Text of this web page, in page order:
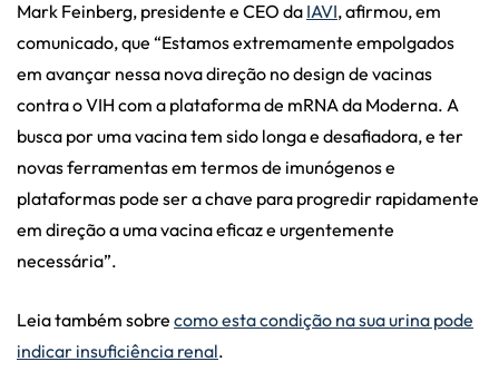
Mark Feinberg, presidente e CEO da IAVI, afirmou, em
comunicado, que “Estamos extremamente empolgados
em avançar nessa nova direção no design de vacinas
contra o VIH com a plataforma de mRNA da Moderna. A
busca por uma vacina tem sido longa e desafiadora, e ter
novas ferramentas em termos de imunógenos e
plataformas pode ser a chave para progredir rapidamente
em direção a uma vacina eficaz e urgentemente
necessária”.
Leia também sobre como esta condição na sua urina pode
indicar insuficiência renal.